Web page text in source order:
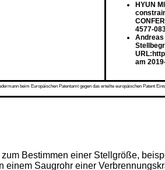
HYUN
4577-
am
beim Europäischen Patentamt gegen das erteilte europäischen
Bestimmen einer Stellgröße,
Saugrohr einer